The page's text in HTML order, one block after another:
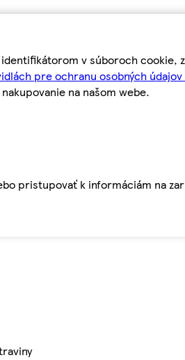
v súboroch cookie,
pre ochranu osobných údajov
na našom webe.
pristupovať k informáciám na